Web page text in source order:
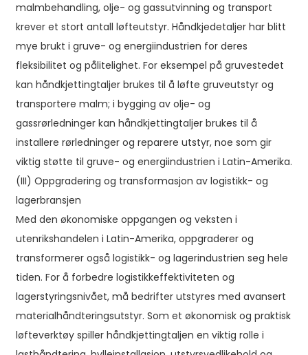
malmbehandling, olje- og gassutvinning og transport
krever et stort antall løfteutstyr. Håndkjedetaljer har blitt
mye brukt i gruve- og energiindustrien for deres
fleksibilitet og pålitelighet. For eksempel på gruvestedet
kan håndkjettingtaljer brukes til å løfte gruveutstyr og
transportere malm; i bygging av olje- og
gassrørledninger kan håndkjettingtaljer brukes til å
installere rørledninger og reparere utstyr, noe som gir
viktig støtte til gruve- og energiindustrien i Latin-Amerika.
(III) Oppgradering og transformasjon av logistikk- og
lagerbransjen
Med den økonomiske oppgangen og veksten i
utenrikshandelen i Latin-Amerika, oppgraderer og
transformerer også logistikk- og lagerindustrien seg hele
tiden. For å forbedre logistikkeffektiviteten og
lagerstyringsnivået, må bedrifter utstyres med avansert
materialhåndteringsutstyr. Som et økonomisk og praktisk
løfteverktøy spiller håndkjettingtaljen en viktig rolle i